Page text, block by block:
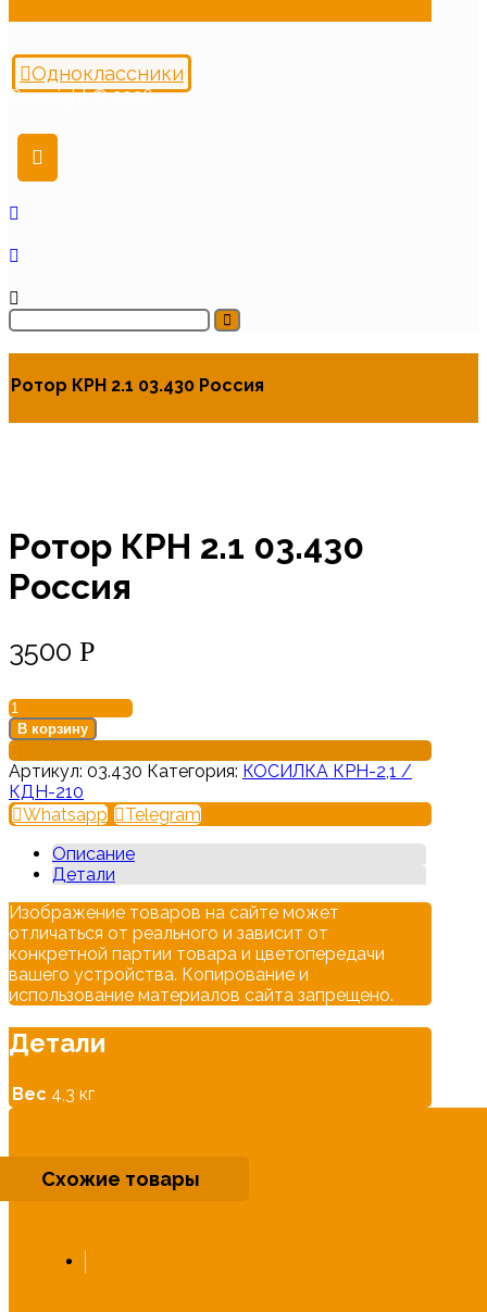
Одноклассники
Copyright © 2026
Ротор КРН 2.1 03.430 Россия
Ротор КРН 2.1 03.430
Россия
3500 Р
Количество
товара
Ротор
КРН
2.1
03.430
Россия
В корзину
Артикул: 03.430 Категория: КОСИЛКА КРН-2,1 /
КДН-210
Whatsapp
Telegram
Описание
Детали
Изображение товаров на сайте может
отличаться от реального и зависит от
конкретной партии товара и цветопередачи
вашего устройства. Копирование и
использование материалов сайта запрещено.
Детали
Вес 4,3 кг
Схожие товары